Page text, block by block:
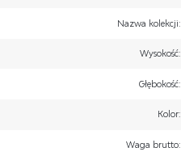
Nazwa kolekcji:
Wysokość:
Głębokość:
Kolor:
Waga brutto: